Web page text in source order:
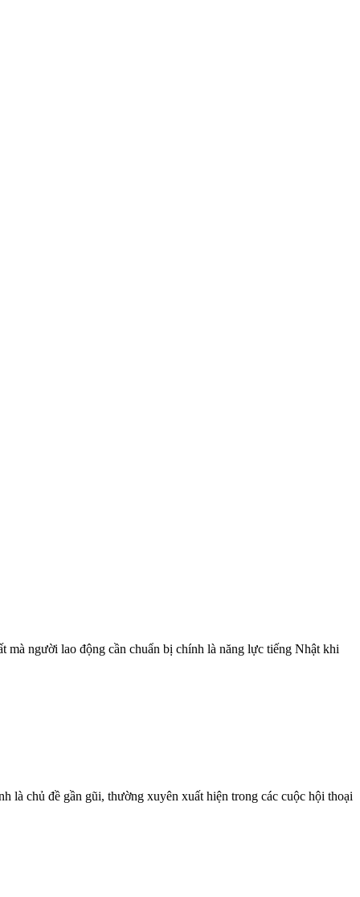
người lao động cần chuẩn bị chính là năng lực tiếng Nhật khi
là chủ đề gần gũi, thường xuyên xuất hiện trong các cuộc hội thoại